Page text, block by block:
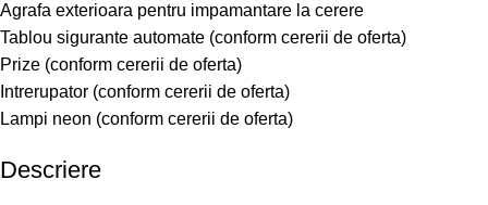
Agrafa exterioara pentru impamantare la cerere
Tablou sigurante automate (conform cererii de oferta)
Prize (conform cererii de oferta)
Intrerupator (conform cererii de oferta)
Lampi neon (conform cererii de oferta)
Descriere